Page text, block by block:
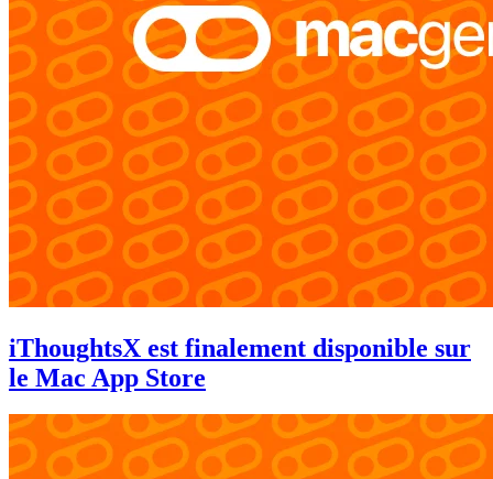
iThoughtsX est finalement disponible sur
le Mac App Store